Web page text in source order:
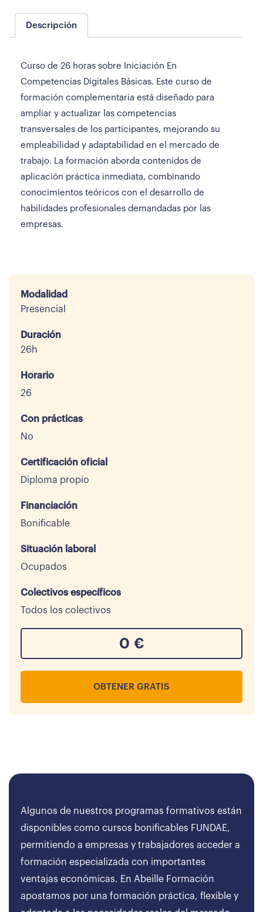
Descripción
Curso de 26 horas sobre Iniciación En
Competencias Digitales Básicas. Este curso de
formación complementaria está diseñado para
ampliar y actualizar las competencias
transversales de los participantes, mejorando su
empleabilidad y adaptabilidad en el mercado de
trabajo. La formación aborda contenidos de
aplicación práctica inmediata, combinando
conocimientos teóricos con el desarrollo de
habilidades profesionales demandadas por las
empresas.
Modalidad
Presencial
Duración
26h
Horario
26
Con prácticas
No
Certificación oficial
Diploma propio
Financiación
Bonificable
Situación laboral
Ocupados
Colectivos específicos
Todos los colectivos
0 €
OBTENER GRATIS
Algunos de nuestros programas formativos están
disponibles como cursos bonificables FUNDAE,
permitiendo a empresas y trabajadores acceder a
formación especializada con importantes
ventajas económicas. En Abeille Formación
apostamos por una formación práctica, flexible y